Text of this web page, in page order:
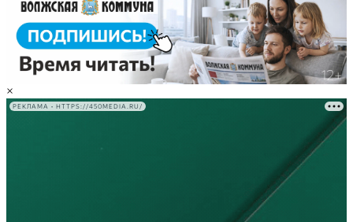
×
РЕКЛАМА • HTTPS://450MEDIA.RU/